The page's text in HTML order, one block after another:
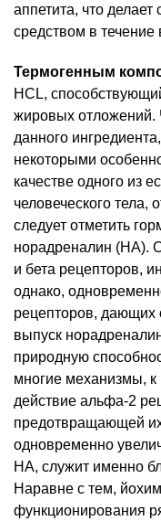
аппетита, что
средством в течение
Термогенным
HCL,
жировых отложений.
данного
некоторыми
качестве одного из
человеческого тела,
следует отметить
норадреналин (НА).
и бета рецепторов,
однако,
рецепторов, дающих
выпуск
природную
многие механизмы, к
действие альфа-2
предотвращающей
одновременно
НА, служит именно
Наравне с тем,
функционирования